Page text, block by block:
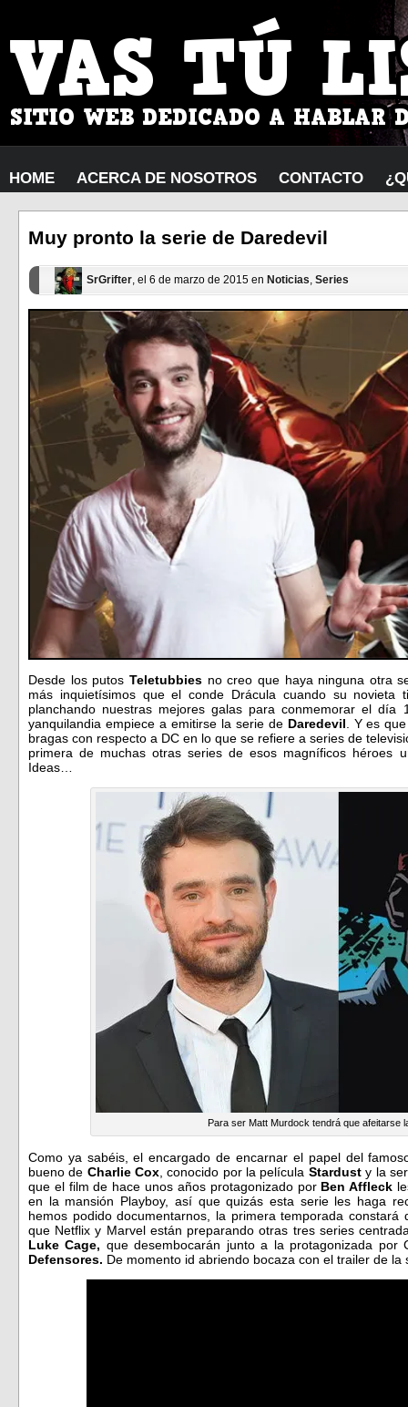
HOME ACERCA DE NOSOTROS CONTACTO
Muy pronto la serie de Daredevil
SrGrifter, el 6 de marzo de 2015 en Noticias, Series
Desde los putos Teletubbiesno creo que haya ninguna otra
más inquietísimos que el conde Drácula cuando su
planchando nuestras mejores galas para conmemorar el
yanquilandia empiece a emitirse la serie de Daredevil. Y es
bragas con respecto a DC en lo que se refiere a series de
primera de muchas otras series de esos magníficos héroes
Ideas…
Para ser Matt Murdock tendrá que afeitarse
Como ya sabéis, el encargado de encarnar el papel del
bueno de Charlie Cox, conocido por la película Stardusty la
que el film de hace unos años protagonizado por Ben Affleck
en la mansión Playboy, así que quizás esta serie les haga
hemos podido documentarnos, la primera temporada
que Netflix y Marvel están preparando otras tres series
Luke Cage, que desembocarán junto a la protagonizada
Defensores. De momento id abriendo bocaza con el trailer de